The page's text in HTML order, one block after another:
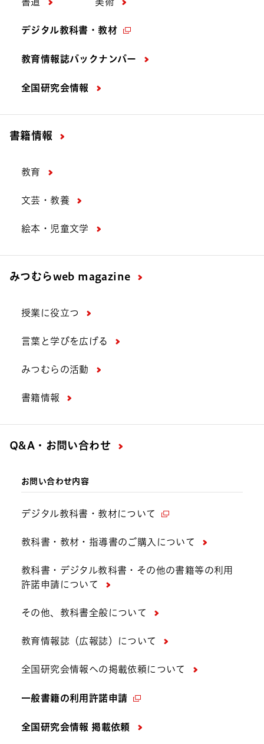
デジタル教科書・教材
教育情報誌バックナンバー
全国研究会情報
書籍情報
教育
文芸・教養
絵本・児童文学
みつむらweb magazine
授業に役立つ
言葉と学びを広げる
みつむらの活動
書籍情報
Q&A・お問い合わせ
お問い合わせ内容
デジタル教科書・教材について
教科書・教材・指導書のご購入について
教科書・デジタル教科書・その他の書籍等の利用
許諾申請について
その他、教科書全般について
教育情報誌（広報誌）について
全国研究会情報への掲載依頼について
一般書籍の利用許諾申請
全国研究会情報 掲載依頼